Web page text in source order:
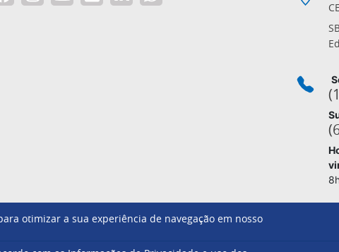
otimizar a sua experiência de navegação em nosso